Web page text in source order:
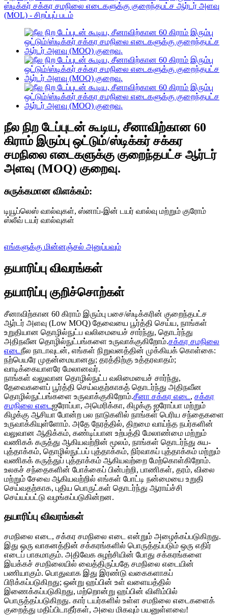
நீல நிற டேப்புடன் கூடிய, சீனாவிற்கான 60
கிராம் இரும்பு ஒட்டும்/ஸ்டிக்கர் சக்கர
சமநிலை எடைகளுக்கு குறைந்தபட்ச ஆர்டர்
அளவு (MOQ) குறைவு.
சுருக்கமான விளக்கம்:
டியூப்லெஸ் வால்வுகள், ஸ்னாப்-இன் டயர் வால்வு மற்றும் குரோம்
ஸ்லீவ் டயர் வால்வுகள்
எங்களுக்கு மின்னஞ்சல் அனுப்பவும்
தயாரிப்பு விவரங்கள்
தயாரிப்பு குறிச்சொற்கள்
சீனாவிற்கான 60 கிராம் இரும்பு பசை/ஸ்டிக்கரின் குறைந்தபட்ச
ஆர்டர் அளவு (Low MOQ) தேவையை பூர்த்தி செய்ய, நாங்கள்
உறுதியான தொழில்நுட்ப வலிமையைச் சார்ந்து, தொடர்ந்து
அதிநவீன தொழில்நுட்பங்களை உருவாக்குகிறோம்.சக்கர சமநிலை
எடை நீல நாடாவுடன், எங்கள் நிறுவனத்தின் முக்கியக் கொள்கை:
நற்பெயரே முதன்மையானது; தரத்திற்கு உத்தரவாதம்;
வாடிக்கையாளரே மேலானவர்.
நாங்கள் வலுவான தொழில்நுட்ப வலிமையைச் சார்ந்து,
தேவைகளைப் பூர்த்தி செய்வதற்காகத் தொடர்ந்து அதிநவீன
தொழில்நுட்பங்களை உருவாக்குகிறோம்.சீனா சக்கர எடை , சக்கர
சமநிலை எடை ஐரோப்பா, அமெரிக்கா, கிழக்கு ஐரோப்பா மற்றும்
கிழக்கு ஆசியா போன்ற பல நாடுகளில் நாங்கள் பெரிய சந்தைகளை
உருவாக்கியுள்ளோம். அதே நேரத்தில், திறமை வாய்ந்த நபர்களின்
வலுவான ஆதிக்கம், கண்டிப்பான உற்பத்தி மேலாண்மை மற்றும்
வணிகக் கருத்து ஆகியவற்றின் மூலம், நாங்கள் தொடர்ந்து சுய-
புத்தாக்கம், தொழில்நுட்பப் புத்தாக்கம், நிர்வாகப் புத்தாக்கம் மற்றும்
வணிகக் கருத்துப் புத்தாக்கம் ஆகியவற்றை மேற்கொள்கிறோம்.
உலகச் சந்தைகளின் போக்கைப் பின்பற்றி, பாணிகள், தரம், விலை
மற்றும் சேவை ஆகியவற்றில் எங்கள் போட்டி நன்மையை உறுதி
செய்வதற்காக, புதிய பொருட்கள் தொடர்ந்து ஆராய்ச்சி
செய்யப்பட்டு வழங்கப்படுகின்றன.
தயாரிப்பு விவரங்கள்
சமநிலை எடை, சக்கர சமநிலை எடை என்றும் அழைக்கப்படுகிறது.
இது ஒரு வாகனத்தின் சக்கரங்களில் பொருத்தப்படும் ஒரு எதிர்
எடைப் பாகமாகும். அதிவேக சுழற்சியின் போது சக்கரங்களை
இயக்கச் சமநிலையில் வைத்திருப்பதே சமநிலை எடையின்
பணியாகும். பொதுவாக இது இரண்டு வகைகளாகப்
பிரிக்கப்படுகிறது; ஒன்று ஹப்பின் உள் வளையத்தில்
இணைக்கப்படுகிறது, மற்றொன்று ஹப்பின் விளிம்பில்
பொருத்தப்படுகிறது. கார் டயர்களில் உள்ள சமநிலை எடைகளைக்
குறைத்து மதிப்பிடாதீர்கள், அவை மிகவும் பயனுள்ளவை!